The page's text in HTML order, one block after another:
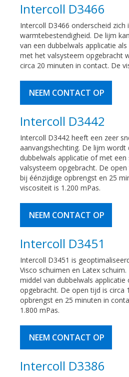
Intercoll D3466
Intercoll D3466 onderscheid zich
warmtebestendigheid. De lijm
van een dubbelwals applicatie
met het valsysteem opgebracht
circa 20 minuten in contact. De
NEEM CONTACT OP
Intercoll D3442
Intercoll D3442 heeft een zeer
aanvangshechting. De lijm wordt
dubbelwals applicatie of met
valsysteem opgebracht. De
bij éénzijdige opbrengst en 25
viscositeit is 1.200 mPas.
NEEM CONTACT OP
Intercoll D3451
Intercoll D3451 is
Visco schuimen en Latex
middel van dubbelwals
opgebracht. De open tijd is circa
opbrengst en 25 minuten in
1.800 mPas.
NEEM CONTACT OP
Intercoll D3386